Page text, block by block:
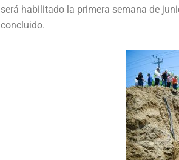
será habilitado la primera semana de
concluido.